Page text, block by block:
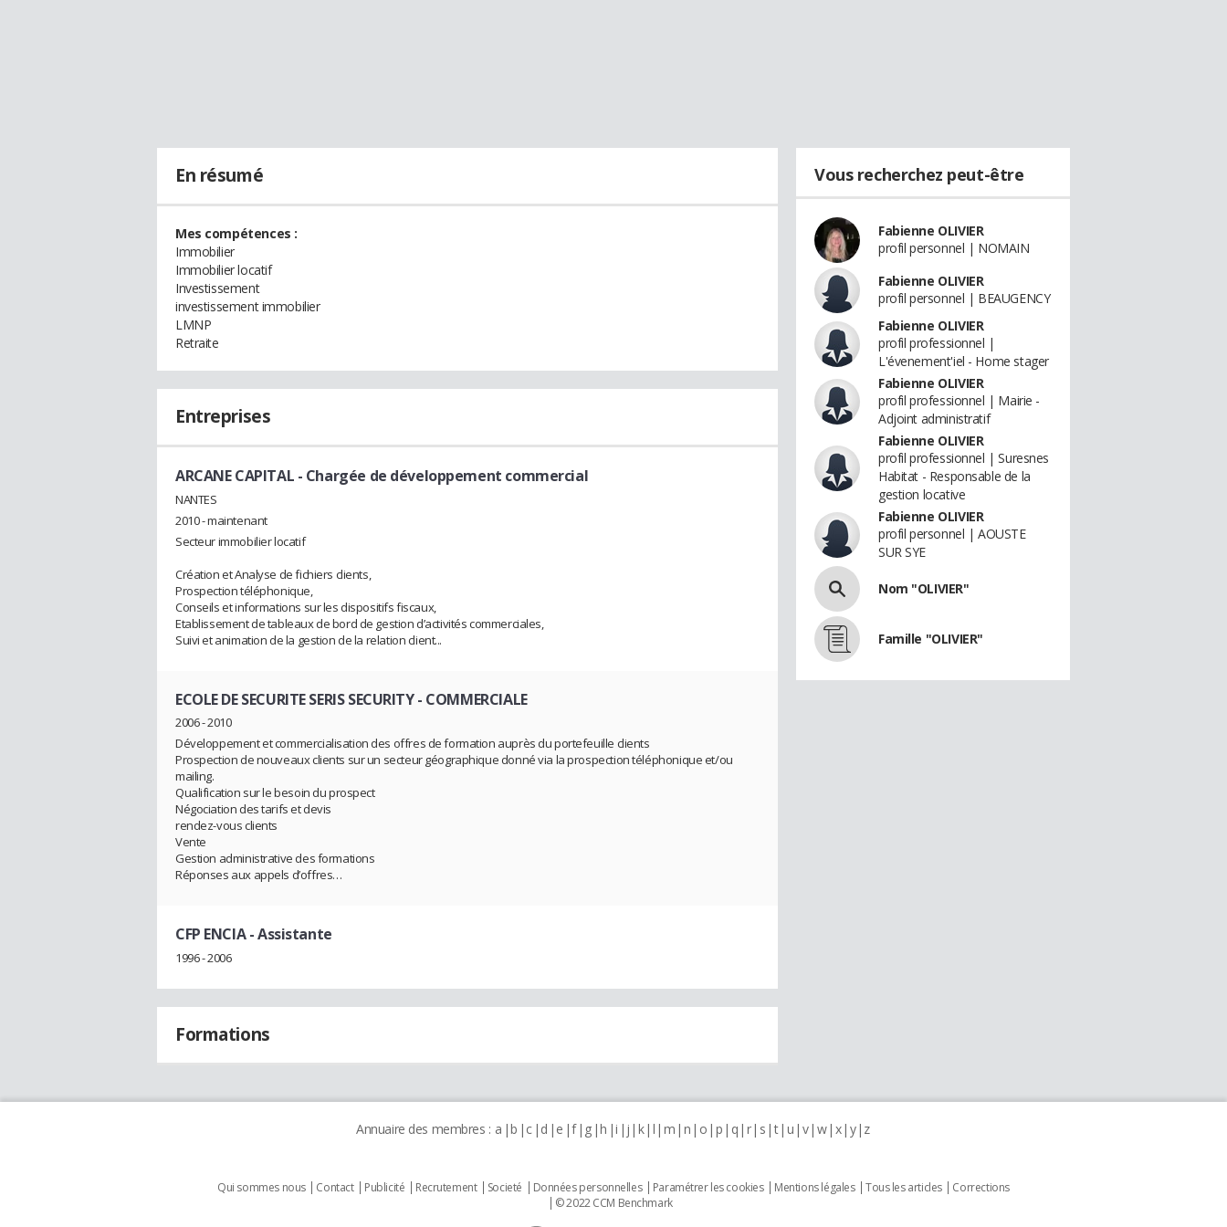
En résumé
Mes compétences :
Immobilier
Immobilier locatif
Investissement
investissement immobilier
LMNP
Retraite
Entreprises
ARCANE CAPITAL - Chargée de développement commercial
NANTES
2010 - maintenant
Secteur immobilier locatif
Création et Analyse de fichiers clients,
Prospection téléphonique,
Conseils et informations sur les dispositifs fiscaux,
Etablissement de tableaux de bord de gestion d’activités commerciales,
Suivi et animation de la gestion de la relation client...
ECOLE DE SECURITE SERIS SECURITY- COMMERCIALE
2006 - 2010
Développement et commercialisation des offres de formation auprès du portefeuille clients
Prospection de nouveaux clients sur un secteur géographique donné via la prospection téléphonique et/ou
mailing.
Qualification sur le besoin du prospect
Négociation des tarifs et devis
rendez-vous clients
Vente
Gestion administrative des formations
Réponses aux appels d’offres…
CFP ENCIA- Assistante
1996 - 2006
Formations
Vous recherchez peut-être
Fabienne OLIVIER
profil personnel | NOMAIN
Fabienne OLIVIER
profil personnel | BEAUGENCY
Fabienne OLIVIER
profil professionnel |
L'évenement'iel - Home stager
Fabienne OLIVIER
profil professionnel | Mairie -
Adjoint administratif
Fabienne OLIVIER
profil professionnel | Suresnes
Habitat - Responsable de la
gestion locative
Fabienne OLIVIER
profil personnel | AOUSTE
SUR SYE
Nom "OLIVIER"
Famille "OLIVIER"
Annuaire des membres : a b c d e f g h i j k l m n o p q r s t u v w x y z
Qui sommes nous Contact Publicité Recrutement Societé Données personnelles Paramétrer les cookies Mentions légales Tous les articles
Corrections
© 2022 CCM Benchmark